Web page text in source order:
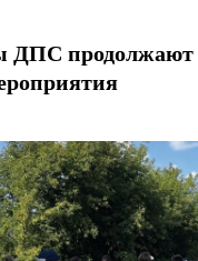
ДПС продолжают